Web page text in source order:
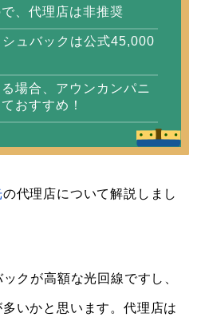
、代理店は非推奨
ュバックは公式45,000
場合、アウンカンパニ
おすすめ！
の代理店について解説しまし
クが高額な光回線ですし、
いかと思います。代理店は